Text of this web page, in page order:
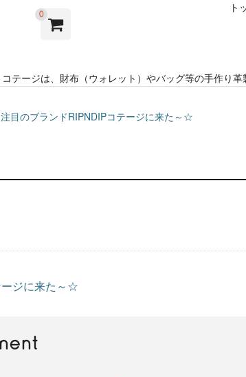
0
ト
テージは、財布（ウォレット）やバッグ等の手作り革
注目のブランドRIPNDIPコテージに来た～☆
ジに来た～☆